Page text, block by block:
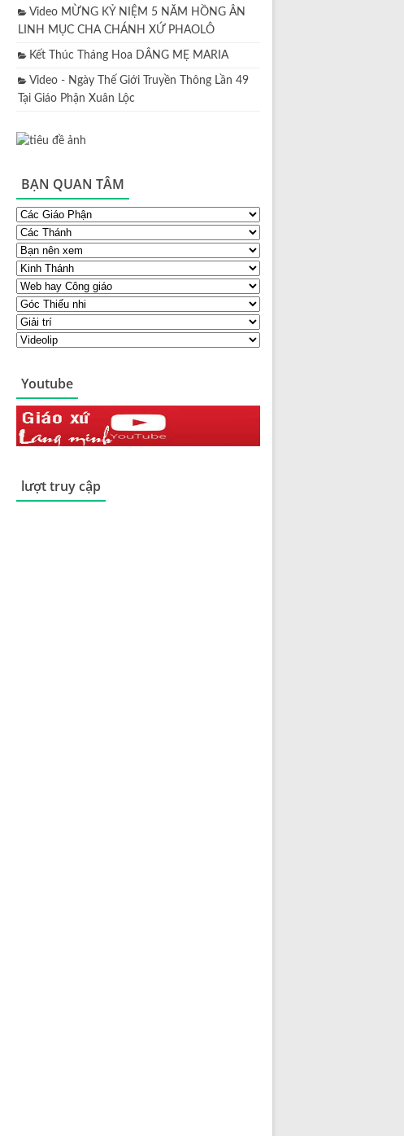
Video MỪNG KỶ NIỆM 5 NĂM HỒNG ÂN
LINH MỤC CHA CHÁNH XỨ PHAOLÔ
Kết Thúc Tháng Hoa DÂNG MẸ MARIA
Video - Ngày Thế Giới Truyền Thông Lần 49
Tại Giáo Phận Xuân Lộc
BẠN QUAN TÂM
Youtube
lượt truy cập